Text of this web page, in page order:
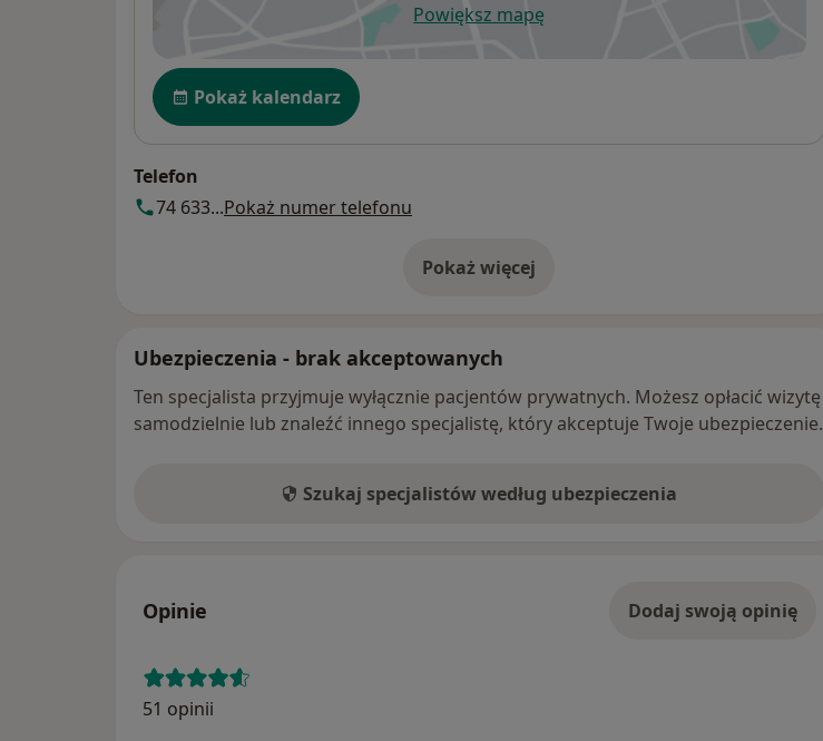
Powiększ mapęotwiera się w nowej karcie
Dostępność
Pokaż kalendarz
Telefon
74 633...Pokaż numer telefonu
Pokaż więcej
o adresie
Ubezpieczenia - brak akceptowanych
Ten specjalista przyjmuje wyłącznie pacjentów prywatnych. Możesz opłacić wizytę
samodzielnie lub znaleźć innego specjalistę, który akceptuje Twoje ubezpieczenie.
Szukaj specjalistów według ubezpieczenia
Opinie Dodaj swoją opinię
51 opinii